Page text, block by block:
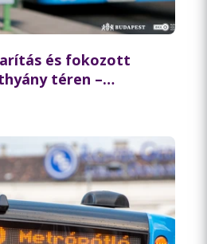
és fokozott
téren –